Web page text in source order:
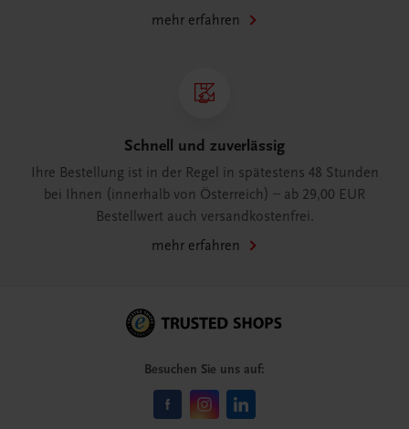
mehr erfahren
Schnell und zuverlässig
Ihre Bestellung ist in der Regel in spätestens 48 Stunden
bei Ihnen (innerhalb von Österreich) – ab 29,00 EUR
Bestellwert auch versandkostenfrei.
mehr erfahren
Besuchen Sie uns auf: